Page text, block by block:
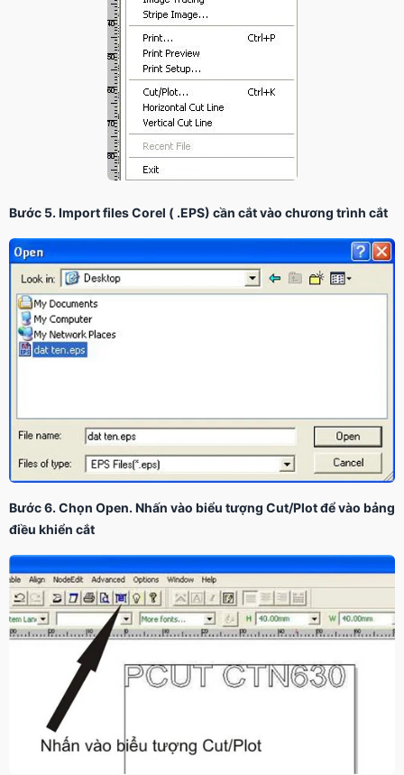
Bước 5. Import files Corel ( .EPS) cần cắt vào chương trình cắt
Bước 6. Chọn Open. Nhấn vào biểu tượng Cut/Plot để vào bảng
điều khiển cắt